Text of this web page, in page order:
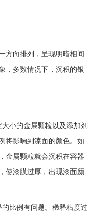
方向排列，呈现明暗相间
，多数情况下，沉积的银
小的金属颗粒以及添加剂
将影响到漆面的颜色。如
金属颗粒就会沉积在容器
使漆膜过厚，出现漆面颜
比例有问题。稀释粘度过